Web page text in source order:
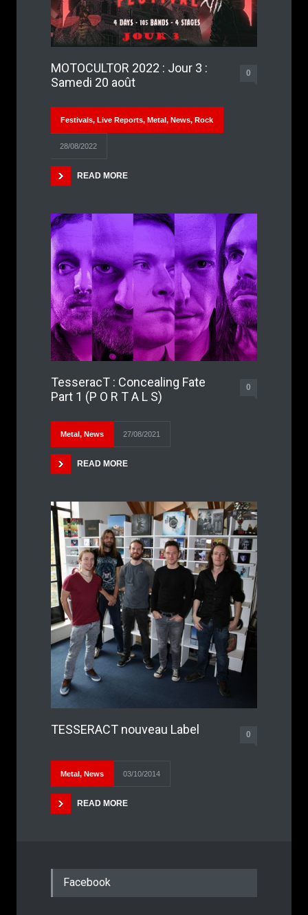
MOTOCULTOR 2022 : Jour 3 :
Samedi 20 août
0
Festivals, Live Reports, Metal, News, Rock
28/08/2022
READ MORE
TesseracT : Concealing Fate
Part 1 (P O R T A L S)
0
Metal, News 27/08/2021
READ MORE
TESSERACT nouveau Label 0
Metal, News 03/10/2014
READ MORE
Facebook